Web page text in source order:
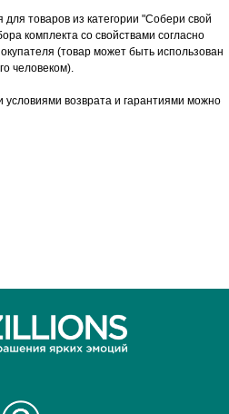
товаров из категории "Собери свой
комплекта со свойствами согласно
(товар может быть использован
человеком).
условиями возврата и гарантиями можно